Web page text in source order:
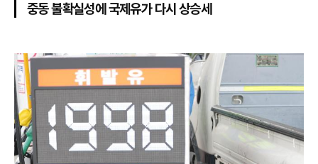
중동 불확실성에 국제유가 다시 상승세